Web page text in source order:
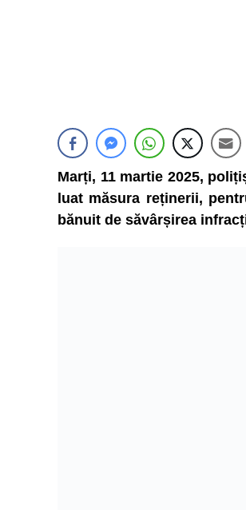
Marți, 11 martie 2025,
luat măsura reținerii,
bănuit de săvârșirea